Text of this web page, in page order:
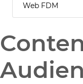
Web FDM